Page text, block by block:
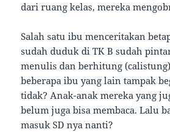
dari ruang kelas, mereka
Salah satu ibu menceritakan
sudah duduk di TK B sudah
menulis dan berhitung
beberapa ibu yang lain tampak
tidak? Anak-anak mereka yang
belum juga bisa membaca. Lalu
masuk SD nya nanti?